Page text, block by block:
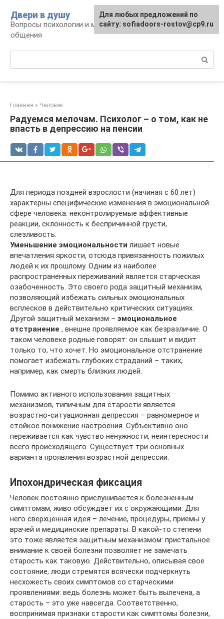
контенту
Двери в душу
Вопросы психологии и межличностного
общения
Главная » Человек
Радуемся мелочам. Психолог – о том, как не
впасть в депрессию на пенсии
Для периода поздней взрослости (начиная с 60 лет)
характерны специфические изменения в эмоциональной
сфере человека: неконтролируемые аффективные
реакции, склонность к беспричинной грусти,
слезливость.
Уменьшение эмоциональности лишает новые
впечатления яркости, отсюда привязанность пожилых
людей к их прошлому. Одним из наиболее
распространенных переживаний является старческая
озабоченность. Это своего рода защитный механизм,
позволяющий избежать сильных эмоциональных
всплесков в действительно критических ситуациях.
Другой защитный механизм – эмоциональное
отстранение , внешне проявляемое как безразличие. О
таком человеке родные говорят: он слышит и видит
только то, что хочет. Но эмоциональное отстранение
помогает избежать глубоких страданий – таких,
например, как смерть близких людей.
Помимо активного использования защитных
механизмов, типичным для старости является
возрастно-ситуационная депрессия – равномерное и
стойкое понижение настроения. Субъективно оно
переживается как чувство ненужности, неинтересности
всего происходящего. Существует три основных
варианта проявления возрастной депрессии.
Ипохондрическая фиксация
Человек постоянно прислушивается к болезненным
симптомам, живо обсуждает их с окружающими. Для
него сверхценная идея – лечение, процедуры, приемы у
врачей и медицинские препараты. В какой-то степени
это тоже является защитным механизмом: пристальное
внимание к своей болезни позволяет не замечать
старость как таковую. Действительно, описывая свое
состояние, люди стремятся всячески подчеркнуть
несхожесть своих симптомов со старческими
проявлениями: ведь болезнь может быть вылечена, а
старость – это уже навсегда. Соответственно,
воспринимая признаки старости как симптомы болезни,
Для любых предложений по
сайту: sofiadoors-rostov@cp9.ru